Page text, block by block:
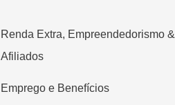
Renda Extra, Empreendedorismo &
Afiliados
Emprego e Benefícios